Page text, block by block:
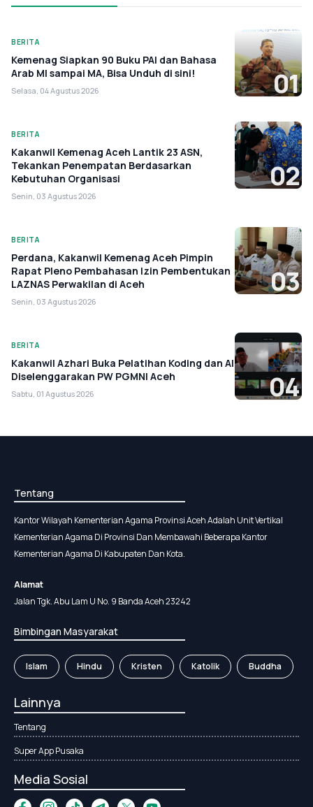
BERITA
Kemenag Siapkan 90 Buku PAI dan Bahasa
Arab MI sampai MA, Bisa Unduh di sini!
Selasa, 04 Agustus 2026 01
BERITA
Kakanwil Kemenag Aceh Lantik 23 ASN,
Tekankan Penempatan Berdasarkan
Kebutuhan Organisasi
Senin, 03 Agustus 2026
02
BERITA
Perdana, Kakanwil Kemenag Aceh Pimpin
Rapat Pleno Pembahasan Izin Pembentukan
LAZNAS Perwakilan di Aceh
Senin, 03 Agustus 2026
03
BERITA
Kakanwil Azhari Buka Pelatihan Koding dan AI
Diselenggarakan PW PGMNI Aceh
Sabtu, 01 Agustus 2026 04
Tentang
Kantor Wilayah Kementerian Agama Provinsi Aceh Adalah Unit Vertikal
Kementerian Agama Di Provinsi Dan Membawahi Beberapa Kantor
Kementerian Agama Di Kabupaten Dan Kota.
Alamat
Jalan Tgk. Abu Lam U No. 9 Banda Aceh 23242
Bimbingan Masyarakat
Islam Hindu Kristen Katolik Buddha
Lainnya
Tentang
Super App Pusaka
Media Sosial